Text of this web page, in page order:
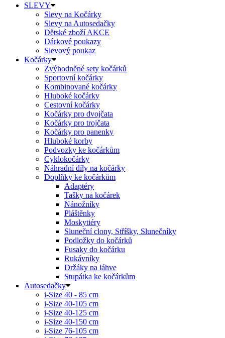
SLEVY
Slevy na Kočárky
Slevy na Autosedačky
Dětské zboží AKCE
Dárkové poukazy
Slevový poukaz
Kočárky
Zvýhodněné sety kočárků
Sportovní kočárky
Kombinované kočárky
Hluboké kočárky
Cestovní kočárky
Kočárky pro dvojčata
Kočárky pro trojčata
Kočárky pro panenky
Hluboké korby
Podvozky ke kočárkům
Cyklokočárky
Náhradní díly na kočárky
Doplňky ke kočárkům
Adaptéry
Tašky na kočárek
Nánožníky
Pláštěnky
Moskytiéry
Sluneční clony, Stříšky, Slunečníky
Podložky do kočárků
Fusaky do kočárku
Rukávníky
Držáky na láhve
Stupátka ke kočárkům
Autosedačky
i-Size 40 - 85 cm
i-Size 40-105 cm
i-Size 40-125 cm
i-Size 40-150 cm
i-Size 76-105 cm